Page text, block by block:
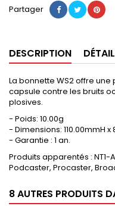
Partager
DESCRIPTION
La bonnette WS2 offre
capsule contre les bruits
plosives.
- Poids: 10.00g
- Dimensions: 110.00mmH
- Garantie : 1 an.
Produits apparentés : NT1-
Podcaster, Procaster,
8 AUTRES PRODUITS